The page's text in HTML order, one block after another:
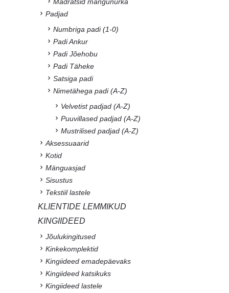
Padjad
Numbriga padi (1-0)
Padi Ankur
Padi Jõehobu
Padi Täheke
Satsiga padi
Nimetähega padi (A-Z)
Velvetist padjad (A-Z)
Puuvillased padjad (A-Z)
Mustrilised padjad (A-Z)
Aksessuaarid
Kotid
Mänguasjad
Sisustus
Tekstiil lastele
KLIENTIDE LEMMIKUD
KINGIIDEED
Jõulukingitused
Kinkekomplektid
Kingiideed emadepäevaks
Kingiideed katsikuks
Kingiideed lastele